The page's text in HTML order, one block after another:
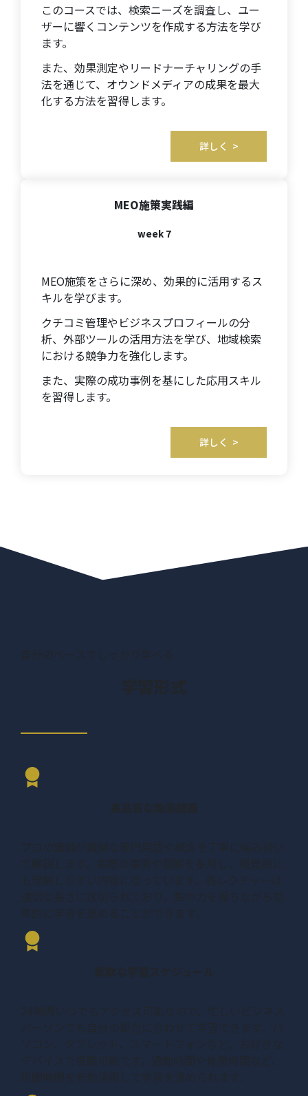
このコースでは、検索ニーズを調査し、ユー
ザーに響くコンテンツを作成する方法を学び
ます。
また、効果測定やリードナーチャリングの手
法を通じて、オウンドメディアの成果を最大
化する方法を習得します。
詳しく >
MEO施策実践編
week 7
MEO施策をさらに深め、効果的に活用するス
キルを学びます。
クチコミ管理やビジネスプロフィールの分
析、外部ツールの活用方法を学び、地域検索
における競争力を強化します。
また、実際の成功事例を基にした応用スキル
を習得します。
詳しく >